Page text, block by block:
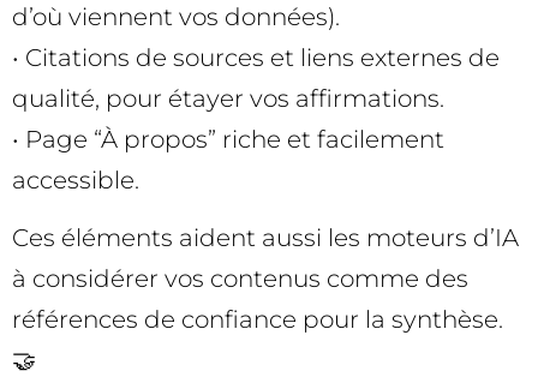
d’où viennent vos données).
• Citations de sources et liens externes de
qualité, pour étayer vos affirmations.
• Page “À propos” riche et facilement
accessible.
Ces éléments aident aussi les moteurs d’IA
à considérer vos contenus comme des
références de confiance pour la synthèse.
🤝